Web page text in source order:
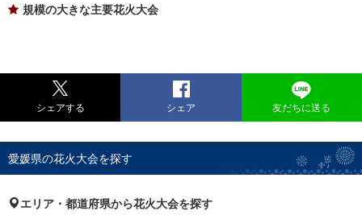
規模の大きな主要花火大会
シェアする シェア 友だちに送る
愛媛県の花火大会を探す
エリア・都道府県から花火大会を探す